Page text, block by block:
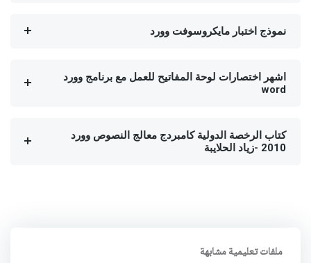
نموذج اختبار مايكروسوفت وورد
اشهر اختصارات لوحة المفاتيح للعمل مع برنامج وورد
word
كتاب الرخصة الدولية كامبردج معالج النصوص وورد
2010 -زياد الحلايبة
ملفات تعليمية مشابهة